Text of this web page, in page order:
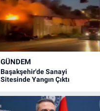
GÜNDEM
Başakşehir'de Sanayi
Sitesinde Yangın Çıktı